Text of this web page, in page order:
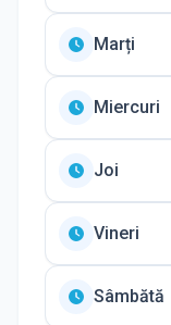
Marți
Miercuri
Joi
Vineri
Sâmbătă